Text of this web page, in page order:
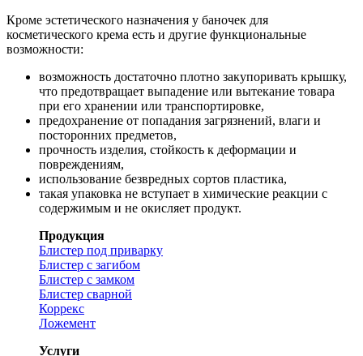
Кроме эстетического назначения у баночек для
косметического крема есть и другие функциональные
возможности:
возможность достаточно плотно закупоривать крышку,
что предотвращает выпадение или вытекание товара
при его хранении или транспортировке,
предохранение от попадания загрязнений, влаги и
посторонних предметов,
прочность изделия, стойкость к деформации и
повреждениям,
использование безвредных сортов пластика,
такая упаковка не вступает в химические реакции с
содержимым и не окисляет продукт.
Продукция
Блистер под приварку
Блистер с загибом
Блистер с замком
Блистер сварной
Коррекс
Ложемент
Услуги